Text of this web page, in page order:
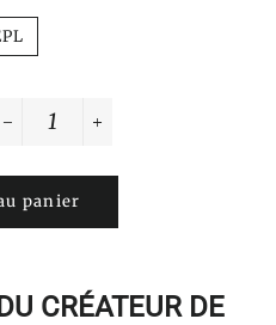
panier
CRÉATEUR DE